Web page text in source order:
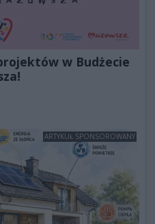
w Budżecie
ARTYKUŁ SPONSOROWANY